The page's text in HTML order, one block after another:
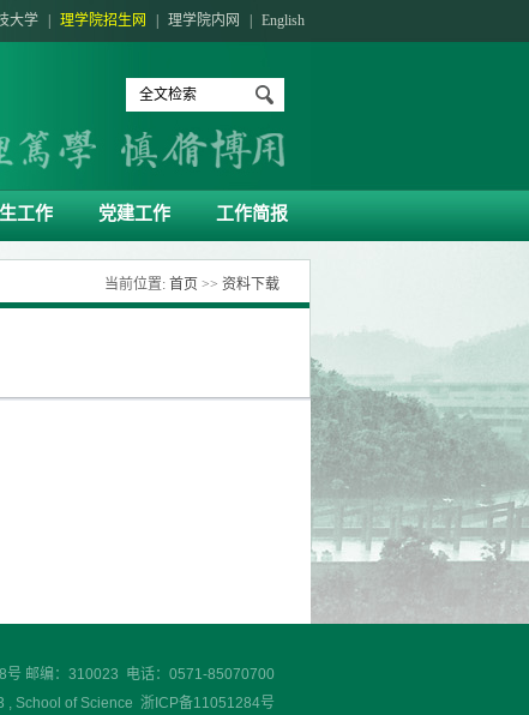
大学 理学院招生网 理学院内网 English
工作 党建工作 工作简报
当前位置: 首页 >> 资料下载
号 邮编：310023 电话：0571-85070700
, School of Science 浙ICP备11051284号